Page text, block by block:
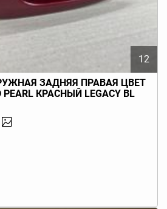
12
ЗАДНЯЯ ПРАВАЯ ЦВЕТ
PEARL КРАСНЫЙ LEGACY BL